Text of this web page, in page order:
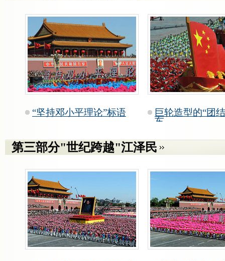
“坚持邓小平理论”标语
巨轮造型的“团
车
第三部分"世纪跨越"江泽民